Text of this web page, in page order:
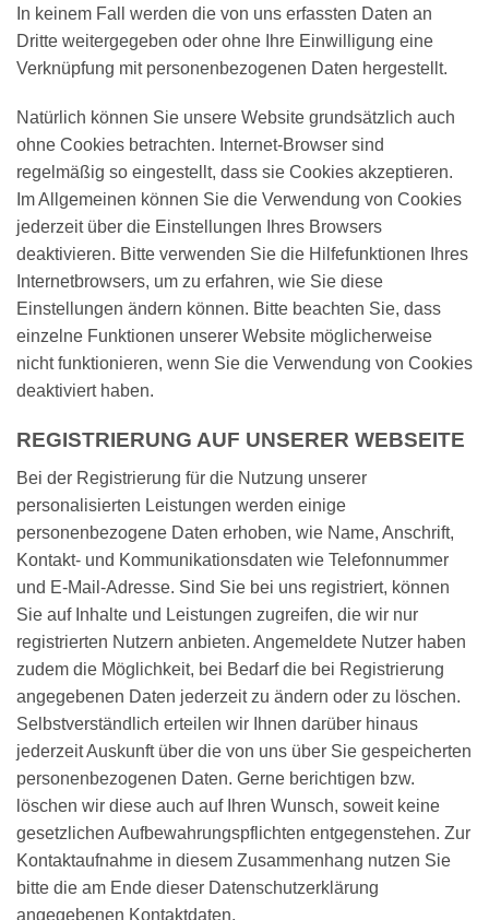
In keinem Fall werden die von uns erfassten Daten an
Dritte weitergegeben oder ohne Ihre Einwilligung eine
Verknüpfung mit personenbezogenen Daten hergestellt.
Natürlich können Sie unsere Website grundsätzlich auch
ohne Cookies betrachten. Internet-Browser sind
regelmäßig so eingestellt, dass sie Cookies akzeptieren.
Im Allgemeinen können Sie die Verwendung von Cookies
jederzeit über die Einstellungen Ihres Browsers
deaktivieren. Bitte verwenden Sie die Hilfefunktionen Ihres
Internetbrowsers, um zu erfahren, wie Sie diese
Einstellungen ändern können. Bitte beachten Sie, dass
einzelne Funktionen unserer Website möglicherweise
nicht funktionieren, wenn Sie die Verwendung von Cookies
deaktiviert haben.
REGISTRIERUNG AUF UNSERER WEBSEITE
Bei der Registrierung für die Nutzung unserer
personalisierten Leistungen werden einige
personenbezogene Daten erhoben, wie Name, Anschrift,
Kontakt- und Kommunikationsdaten wie Telefonnummer
und E-Mail-Adresse. Sind Sie bei uns registriert, können
Sie auf Inhalte und Leistungen zugreifen, die wir nur
registrierten Nutzern anbieten. Angemeldete Nutzer haben
zudem die Möglichkeit, bei Bedarf die bei Registrierung
angegebenen Daten jederzeit zu ändern oder zu löschen.
Selbstverständlich erteilen wir Ihnen darüber hinaus
jederzeit Auskunft über die von uns über Sie gespeicherten
personenbezogenen Daten. Gerne berichtigen bzw.
löschen wir diese auch auf Ihren Wunsch, soweit keine
gesetzlichen Aufbewahrungspflichten entgegenstehen. Zur
Kontaktaufnahme in diesem Zusammenhang nutzen Sie
bitte die am Ende dieser Datenschutzerklärung
angegebenen Kontaktdaten.